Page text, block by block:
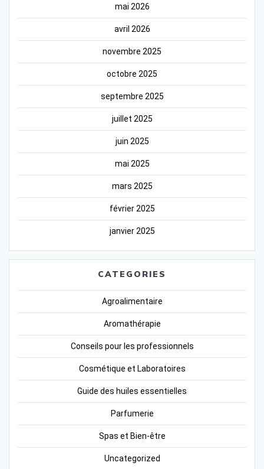
mai 2026
avril 2026
novembre 2025
octobre 2025
septembre 2025
juillet 2025
juin 2025
mai 2025
mars 2025
février 2025
janvier 2025
CATEGORIES
Agroalimentaire
Aromathérapie
Conseils pour les professionnels
Cosmétique et Laboratoires
Guide des huiles essentielles
Parfumerie
Spas et Bien-être
Uncategorized